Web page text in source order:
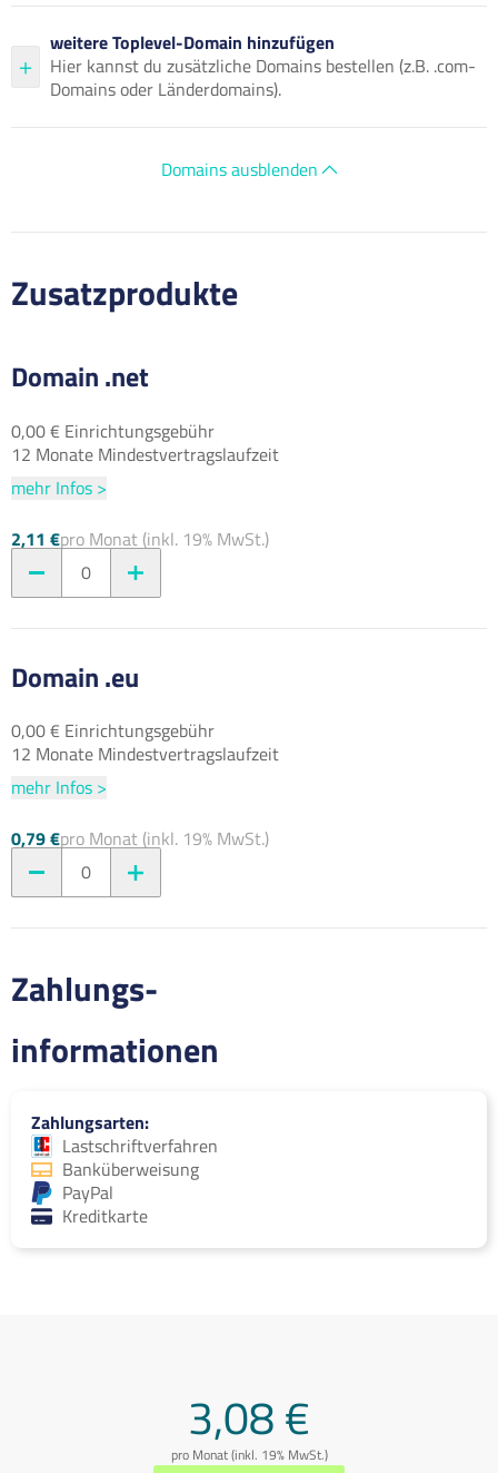
weitere Toplevel-Domain hinzufügen
Hier kannst du zusätzliche Domains bestellen (z.B. .com-
Domains oder Länderdomains).
Domains ausblenden
Zusatzprodukte
Domain .net
0,00 € Einrichtungsgebühr
12 Monate Mindestvertragslaufzeit
mehr Infos >
2,11 €pro Monat (inkl. 19% MwSt.)
0
Domain .eu
0,00 € Einrichtungsgebühr
12 Monate Mindestvertragslaufzeit
mehr Infos >
0,79 €pro Monat (inkl. 19% MwSt.)
0
Zahlungs-
informationen
Zahlungsarten
Lastschriftverfahren
Banküberweisung
PayPal
Kreditkarte
3,08 €
pro Monat (inkl. 19% MwSt.)